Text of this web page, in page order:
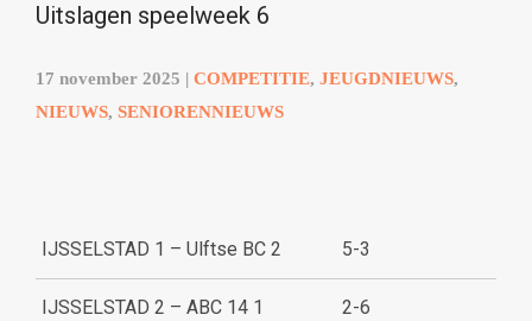
Uitslagen speelweek 6
17 november 2025 | COMPETITIE, JEUGDNIEUWS,
NIEUWS, SENIORENNIEUWS
IJSSELSTAD 1 – Ulftse BC 2 5-3
IJSSELSTAD 2 – ABC 14 1 2-6